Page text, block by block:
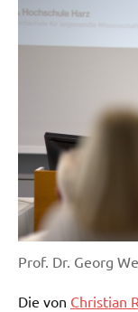
Prof. Dr. Georg
Die von Christian